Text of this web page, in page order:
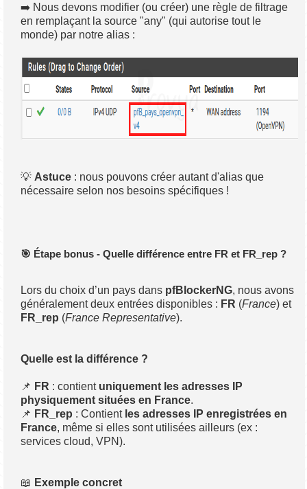
➡️ Nous devons modifier (ou créer) une règle de filtrage
en remplaçant la source "any" (qui autorise tout le
monde) par notre alias :
💡 Astuce : nous pouvons créer autant d'alias que
nécessaire selon nos besoins spécifiques !
🎯 Étape bonus - Quelle différence entre FR et FR_rep ?
Lors du choix d’un pays dans pfBlockerNG, nous avons
généralement deux entrées disponibles : FR (France) et
FR_rep (France Representative).
Quelle est la différence ?
📌 FR : contient uniquement les adresses IP
physiquement situées en France.
📌 FR_rep : Contient les adresses IP enregistrées en
France, même si elles sont utilisées ailleurs (ex :
services cloud, VPN).
📖 Exemple concret